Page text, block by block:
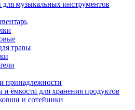
для музыкальных инструментов
травы
принадлежности
и ёмкости для хранения продуктов
и сотейники